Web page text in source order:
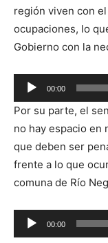
región viven con
ocupaciones, lo
Gobierno con la
Reproductor
de
audio
00:00
Por su parte, el
no hay espacio en
que deben ser
frente a lo que
comuna de Río
Reproductor
de
00:00